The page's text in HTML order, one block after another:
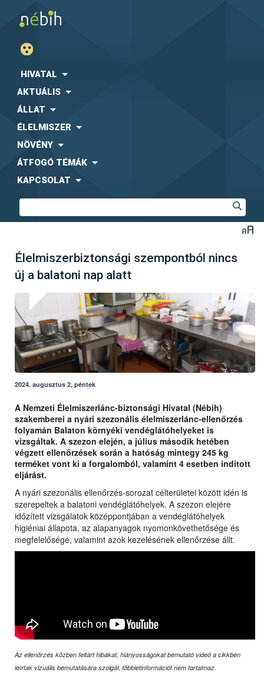
HIVATAL
AKTUÁLIS
ÁLLAT
ÉLELMISZER
NÖVÉNY
ÁTFOGÓ TÉMÁK
KAPCSOLAT
Élelmiszerbiztonsági szempontból nincs
új a balatoni nap alatt
2024. augusztus 2, péntek
A Nemzeti Élelmiszerlánc-biztonsági Hivatal (Nébih)
szakemberei a nyári szezonális élelmiszerlánc-ellenőrzés
folyamán Balaton környéki vendéglátóhelyeket is
vizsgáltak. A szezon elején, a július második hetében
végzett ellenőrzések során a hatóság mintegy 245 kg
terméket vont ki a forgalomból, valamint 4 esetben indított
eljárást.
A nyári szezonális ellenőrzés-sorozat célterületei között idén is
szerepeltek a balatoni vendéglátóhelyek. A szezon elejére
időzített vizsgálatok középpontjában a vendéglátóhelyek
higiéniai állapota, az alapanyagok nyomonkövethetősége és
megfelelősége, valamint azok kezelésének ellenőrzése állt.
Az ellenőrzés közben feltárt hibákat, hiányosságokat bemutató videó a cikkben
leírtak vizuális bemutatására szolgál, többletinformációt nem tartalmaz.